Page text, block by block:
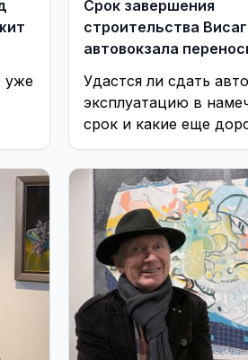
уже
Срок завершения
строительства
автовокзала
Удастся ли сдать
эксплуатацию в
срок и какие еще
ремонтные работы
запланированы на